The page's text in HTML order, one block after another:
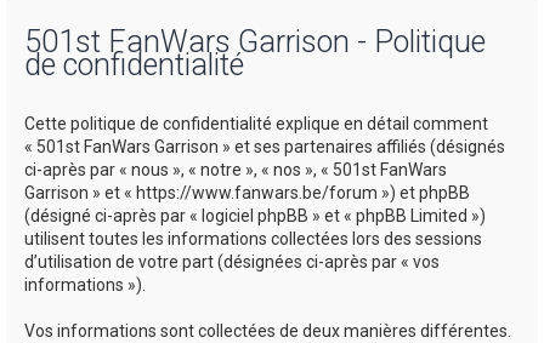
501st FanWars Garrison - Politique
de confidentialité
Cette politique de confidentialité explique en détail comment
« 501st FanWars Garrison » et ses partenaires affiliés (désignés
ci-après par « nous », « notre », « nos », « 501st FanWars
Garrison » et « https://www.fanwars.be/forum ») et phpBB
(désigné ci-après par « logiciel phpBB » et « phpBB Limited »)
utilisent toutes les informations collectées lors des sessions
d’utilisation de votre part (désignées ci-après par « vos
informations »).
Vos informations sont collectées de deux manières différentes.